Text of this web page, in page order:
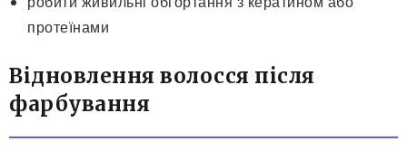
протеїнами
Відновлення волосся після
фарбування